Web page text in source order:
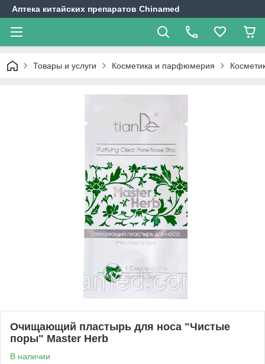
Аптека китайских препаратов Chinamed
Товары и услуги Косметика и парфюмерия
Очищающий пластырь для носа "Чистые
поры" Master Herb
В наличии